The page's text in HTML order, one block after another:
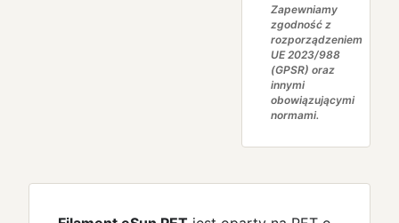
Zapewniamy
zgodność z
rozporządzeniem
UE 2023/988
(GPSR) oraz
innymi
obowiązującymi
normami.